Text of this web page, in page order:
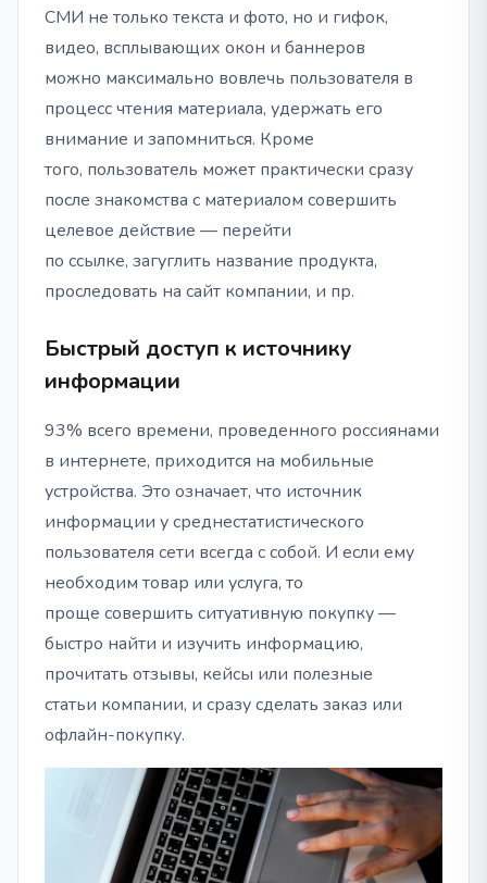
СМИ не только текста и фото, но и гифок,
видео, всплывающих окон и баннеров
можно максимально вовлечь пользователя в
процесс чтения материала, удержать его
внимание и запомниться. Кроме
того, пользователь может практически сразу
после знакомства с материалом совершить
целевое действие — перейти
по ссылке, загуглить название продукта,
проследовать на сайт компании, и пр.
Быстрый доступ к источнику
информации
93% всего времени, проведенного россиянами
в интернете, приходится на мобильные
устройства. Это означает, что источник
информации у среднестатистического
пользователя сети всегда с собой. И если ему
необходим товар или услуга, то
проще совершить ситуативную покупку —
быстро найти и изучить информацию,
прочитать отзывы, кейсы или полезные
статьи компании, и сразу сделать заказ или
офлайн-покупку.